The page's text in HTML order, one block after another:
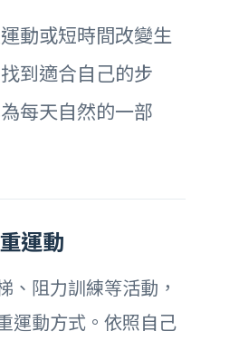
動或短時間改變生
到適合自己的步
每天自然的一部
運動
、阻力訓練等活動，
運動方式。依照自己